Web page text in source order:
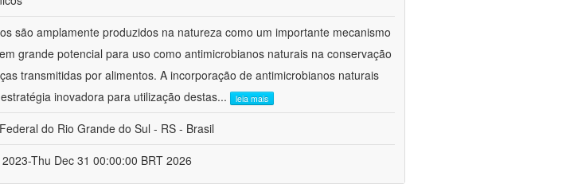
são amplamente produzidos na natureza como um importante mecanismo
grande potencial para uso como antimicrobianos naturais na conservação
transmitidas por alimentos. A incorporação de antimicrobianos naturais
inovadora para utilização destas... leia mais
do Rio Grande do Sul - RS - Brasil
Thu Dec 31 00:00:00 BRT 2026